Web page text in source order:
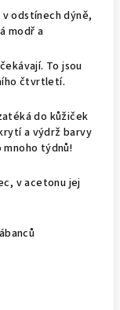
odstínech dýně,
modř a
To jsou
čtvrtletí.
do kůžiček
a výdrž barvy
mnoho týdnů!
v acetonu jej